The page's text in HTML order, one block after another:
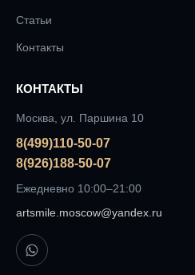
Статьи
Контакты
КОНТАКТЫ
Москва, ул. Паршина 10
8(499)110-50-07
8(926)188-50-07
Ежедневно 10:00–21:00
artsmile.moscow@yandex.ru